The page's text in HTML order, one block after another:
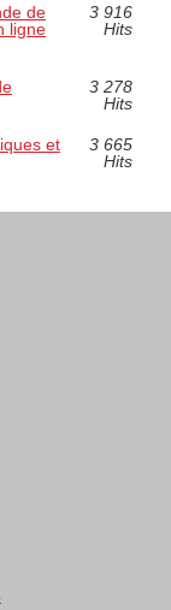
de
ligne
3 916
Hits
3 278
Hits
et
3 665
Hits